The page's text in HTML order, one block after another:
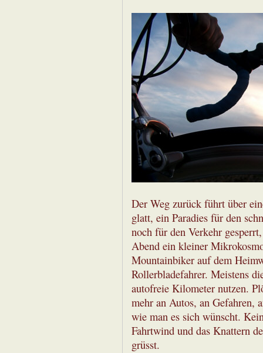
Der Weg zurück führt über
glatt, ein Paradies für den
noch für den Verkehr
Abend ein kleiner
Mountainbiker auf dem
Rollerbladefahrer. Meistens
autofreie Kilometer nutzen.
mehr an Autos, an Gefahren,
wie man es sich wünscht.
Fahrtwind und das Knattern
grüsst.